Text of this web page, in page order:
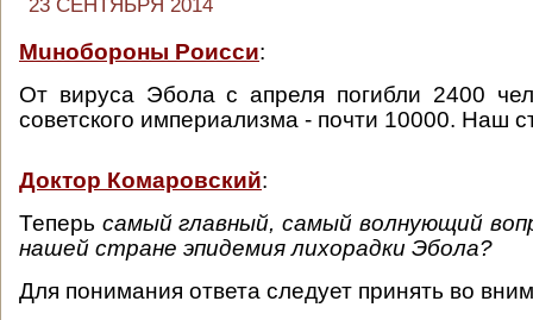
23 СЕНТЯБРЯ 2014
Мuнобороны Роисси:
От вируса Эбола с апреля погибли 2400
советского империализма - почти 10000. Наш
Доктор Комаровский:
Теперь самый главный, самый волнующий
нашей стране эпидемия лихорадки Эбола?
Для понимания ответа следует принять во